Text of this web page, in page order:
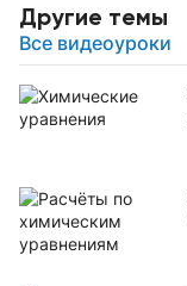
Другие темы
Все видеоуроки